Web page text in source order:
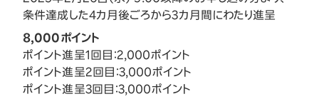
条件達成した4カ月後ごろから3カ月間にわたり進呈
8,000ポイント
ポイント進呈1回目：2,000ポイント
ポイント進呈2回目：3,000ポイント
ポイント進呈3回目：3,000ポイント